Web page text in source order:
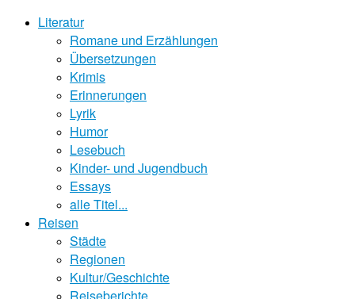
Literatur
Romane und Erzählungen
Übersetzungen
Krimis
Erinnerungen
Lyrik
Humor
Lesebuch
Kinder- und Jugendbuch
Essays
alle Titel...
Reisen
Städte
Regionen
Kultur/Geschichte